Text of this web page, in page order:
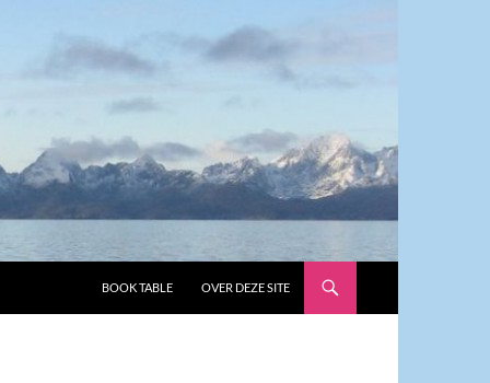
BOOK TABLE
OVER DEZE SITE